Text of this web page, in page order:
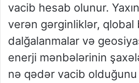
vacib hesab olunur.
verən gərginliklər, qlobal
dalğalanmalar və
enerji mənbələrinin
nə qədər vacib